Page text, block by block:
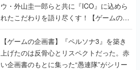
ウ・外山圭一郎らと共に『ICO』に込めら
れたこだわりを語り尽くす！【ゲームの企
画書】
【ゲームの企画書】『ペルソナ3』を築き
上げたのは反骨心とリスペクトだった。赤
い企画書のもとに集った“愚連隊”がシリー